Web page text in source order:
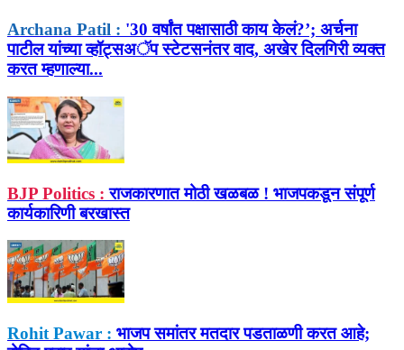
Archana Patil : '30 वर्षांत पक्षासाठी काय केलं?’; अर्चना
पाटील यांच्या व्हॉट्सअॅप स्टेटसनंतर वाद, अखेर दिलगिरी व्यक्त
करत म्हणाल्या...
BJP Politics : राजकारणात मोठी खळबळ ! भाजपकडून संपूर्ण
कार्यकारिणी बरखास्त
Rohit Pawar : भाजप समांतर मतदार पडताळणी करत आहे;